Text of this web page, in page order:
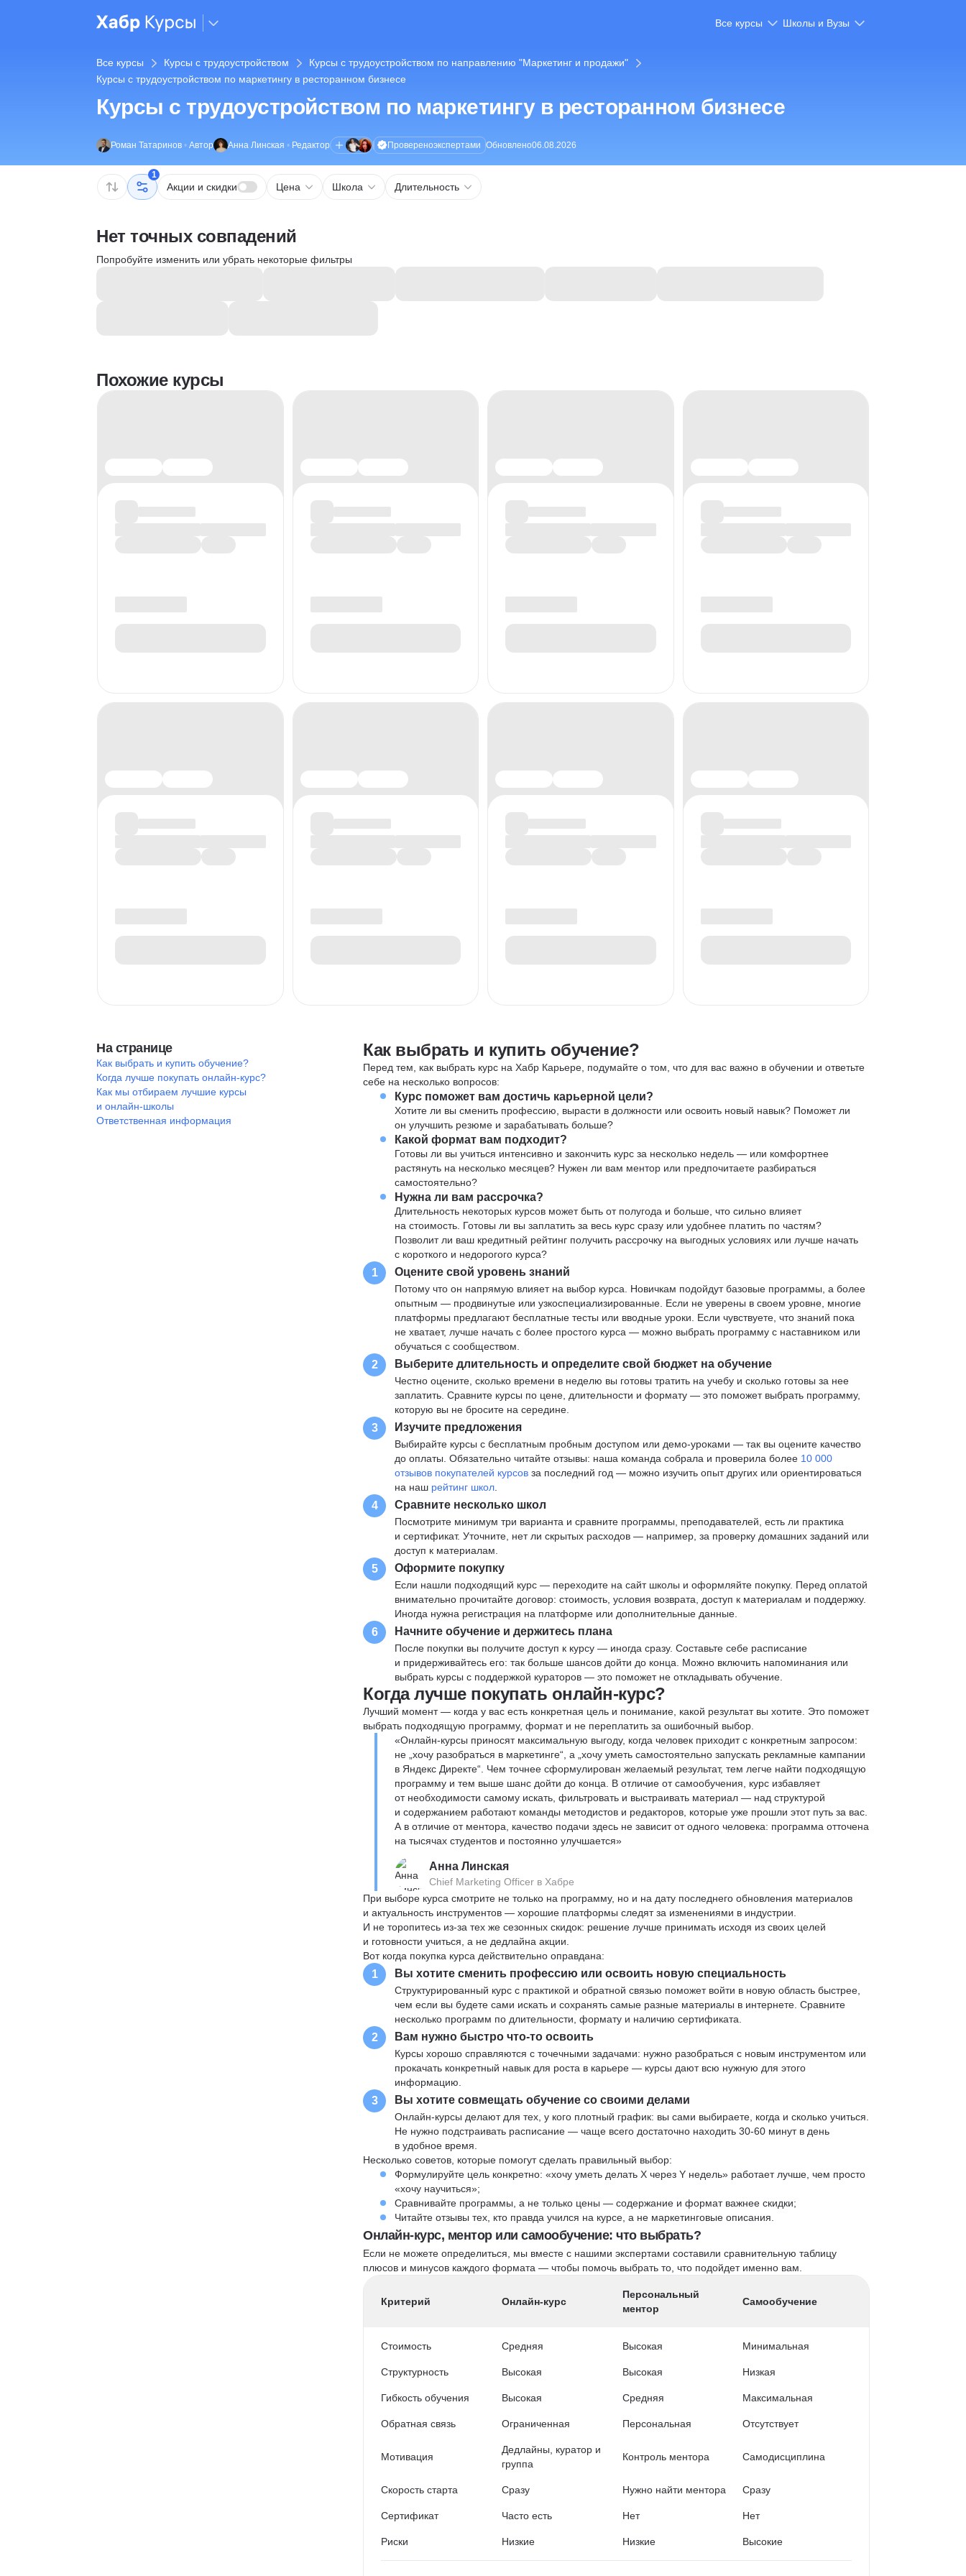
Все курсы Школы и Вузы
Все курсы Курсы с трудоустройством
Курсы с трудоустройством по направлению "Маркетинг и продажи"
Курсы с трудоустройством по маркетингу в ресторанном бизнесе
Курсы с трудоустройством по маркетингу в ресторанном бизнесе
Роман Татаринов • Автор Анна Линская • Редактор Провереноэкспертами Обновлено06.08.2026
1
Акции и скидки Цена Школа Длительность
Нет точных совпадений
Попробуйте изменить или убрать некоторые фильтры
Похожие курсы
На странице
Как выбрать и купить обучение?
Когда лучше покупать онлайн-курс?
Как мы отбираем лучшие курсы
и онлайн-школы
Ответственная информация
Как выбрать и купить обучение?
Перед тем, как выбрать курс на Хабр Карьере, подумайте о том, что для вас важно в обучении и ответьте
себе на несколько вопросов:
Курс поможет вам достичь карьерной цели?
Хотите ли вы сменить профессию, вырасти в должности или освоить новый навык? Поможет ли
он улучшить резюме и зарабатывать больше?
Какой формат вам подходит?
Готовы ли вы учиться интенсивно и закончить курс за несколько недель — или комфортнее
растянуть на несколько месяцев? Нужен ли вам ментор или предпочитаете разбираться
самостоятельно?
Нужна ли вам рассрочка?
Длительность некоторых курсов может быть от полугода и больше, что сильно влияет
на стоимость. Готовы ли вы заплатить за весь курс сразу или удобнее платить по частям?
Позволит ли ваш кредитный рейтинг получить рассрочку на выгодных условиях или лучше начать
с короткого и недорогого курса?
1 Оцените свой уровень знаний
Потому что он напрямую влияет на выбор курса. Новичкам подойдут базовые программы, а более
опытным — продвинутые или узкоспециализированные. Если не уверены в своем уровне, многие
платформы предлагают бесплатные тесты или вводные уроки. Если чувствуете, что знаний пока
не хватает, лучше начать с более простого курса — можно выбрать программу с наставником или
обучаться с сообществом.
2 Выберите длительность и определите свой бюджет на обучение
Честно оцените, сколько времени в неделю вы готовы тратить на учебу и сколько готовы за нее
заплатить. Сравните курсы по цене, длительности и формату — это поможет выбрать программу,
которую вы не бросите на середине.
3 Изучите предложения
Выбирайте курсы с бесплатным пробным доступом или демо-уроками — так вы оцените качество
до оплаты. Обязательно читайте отзывы: наша команда собрала и проверила более 10 000
отзывов покупателей курсовза последний год — можно изучить опыт других или ориентироваться
на наш рейтинг школ
4 Сравните несколько школ
Посмотрите минимум три варианта и сравните программы, преподавателей, есть ли практика
и сертификат. Уточните, нет ли скрытых расходов — например, за проверку домашних заданий или
доступ к материалам.
5 Оформите покупку
Если нашли подходящий курс — переходите на сайт школы и оформляйте покупку. Перед оплатой
внимательно прочитайте договор: стоимость, условия возврата, доступ к материалам и поддержку.
Иногда нужна регистрация на платформе или дополнительные данные.
6 Начните обучение и держитесь плана
После покупки вы получите доступ к курсу — иногда сразу. Составьте себе расписание
и придерживайтесь его: так больше шансов дойти до конца. Можно включить напоминания или
выбрать курсы с поддержкой кураторов — это поможет не откладывать обучение.
Когда лучше покупать онлайн-курс?
Лучший момент — когда у вас есть конкретная цель и понимание, какой результат вы хотите. Это поможет
выбрать подходящую программу, формат и не переплатить за ошибочный выбор.
«Онлайн-курсы приносят максимальную выгоду, когда человек приходит с конкретным запросом:
не „хочу разобраться в маркетинге“, а „хочу уметь самостоятельно запускать рекламные кампании
в Яндекс Директе“. Чем точнее сформулирован желаемый результат, тем легче найти подходящую
программу и тем выше шанс дойти до конца. В отличие от самообучения, курс избавляет
от необходимости самому искать, фильтровать и выстраивать материал — над структурой
и содержанием работают команды методистов и редакторов, которые уже прошли этот путь за вас.
А в отличие от ментора, качество подачи здесь не зависит от одного человека: программа отточена
на тысячах студентов и постоянно улучшается»
Анна Линская
Chief Marketing Officer в Хабре
При выборе курса смотрите не только на программу, но и на дату последнего обновления материалов
и актуальность инструментов — хорошие платформы следят за изменениями в индустрии.
И не торопитесь из-за тех же сезонных скидок: решение лучше принимать исходя из своих целей
и готовности учиться, а не дедлайна акции.
Вот когда покупка курса действительно оправдана:
1 Вы хотите сменить профессию или освоить новую специальность
Структурированный курс с практикой и обратной связью поможет войти в новую область быстрее,
чем если вы будете сами искать и сохранять самые разные материалы в интернете. Сравните
несколько программ по длительности, формату и наличию сертификата.
2 Вам нужно быстро что-то освоить
Курсы хорошо справляются с точечными задачами: нужно разобраться с новым инструментом или
прокачать конкретный навык для роста в карьере — курсы дают всю нужную для этого
информацию.
3 Вы хотите совмещать обучение со своими делами
Онлайн-курсы делают для тех, у кого плотный график: вы сами выбираете, когда и сколько учиться.
Не нужно подстраивать расписание — чаще всего достаточно находить 30-60 минут в день
в удобное время.
Несколько советов, которые помогут сделать правильный выбор:
Формулируйте цель конкретно: «хочу уметь делать X через Y недель» работает лучше, чем просто
«хочу научиться»;
Сравнивайте программы, а не только цены — содержание и формат важнее скидки;
Читайте отзывы тех, кто правда учился на курсе, а не маркетинговые описания.
Онлайн-курс, ментор или самообучение: что выбрать?
Если не можете определиться, мы вместе с нашими экспертами составили сравнительную таблицу
плюсов и минусов каждого формата — чтобы помочь выбрать то, что подойдет именно вам.
Критерий Онлайн-курс
Персональный
ментор
Самообучение
Стоимость Средняя Высокая Минимальная
Структурность Высокая Высокая Низкая
Гибкость обучения Высокая Средняя Максимальная
Обратная связь Ограниченная Персональная Отсутствует
Мотивация
Дедлайны, куратор и
группа
Контроль ментора Самодисциплина
Скорость старта Сразу Нужно найти ментора Сразу
Сертификат Часто есть Нет Нет
Риски Низкие Низкие Высокие